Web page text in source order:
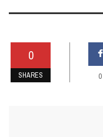
0
SHARES 0